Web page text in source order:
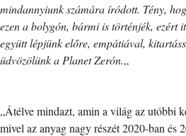
mindannyiunk számára íródott. Tény,
ezen a bolygón, bármi is történjék, ezért
együtt lépjünk előre, empátiával,
üdvözölünk a Planet Zerón.„
„Átélve mindazt, amin a világ az utóbbi
mivel az anyag nagy részét 2020-ban és